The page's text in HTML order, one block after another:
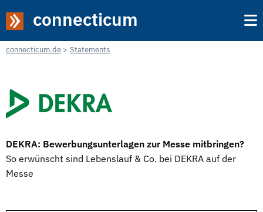
connecticum
connecticum.de Statements
DEKRA: Bewerbungsunterlagen zur Messe mitbringen?
So erwünscht sind Lebenslauf & Co. bei DEKRA auf der
Messe